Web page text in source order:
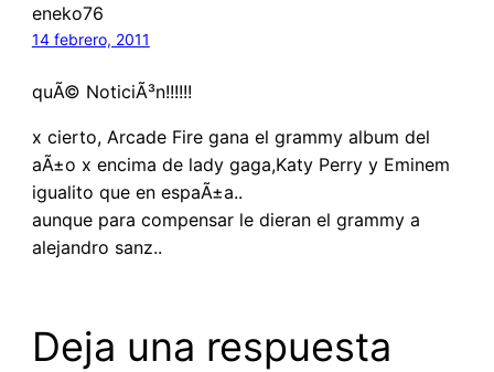
eneko76
14 febrero, 2011
quÃ© NoticiÃ³n!!!!!!
x cierto, Arcade Fire gana el grammy album del
aÃ±o x encima de lady gaga,Katy Perry y Eminem
igualito que en espaÃ±a..
aunque para compensar le dieran el grammy a
alejandro sanz..
Deja una respuesta